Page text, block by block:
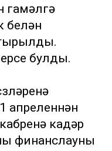
гамәлгә
белән
булды.
апреленнән
кадәр
финанслауны